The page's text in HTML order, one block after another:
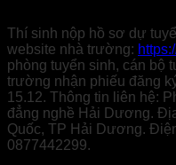
Thí sinh nộp hồ sơ dự
website nhà trường:
phòng tuyển sinh, cán bộ
trường nhận phiếu đăng
15.12. Thông tin liên hệ:
đẳng nghề Hải Dương.
Quốc, TP Hải Dương.
0877442299.